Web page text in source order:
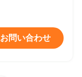
お問い合わせ